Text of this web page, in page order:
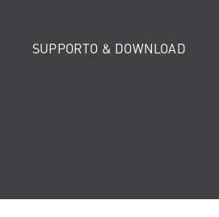
SUPPORTO & DOWNLOAD